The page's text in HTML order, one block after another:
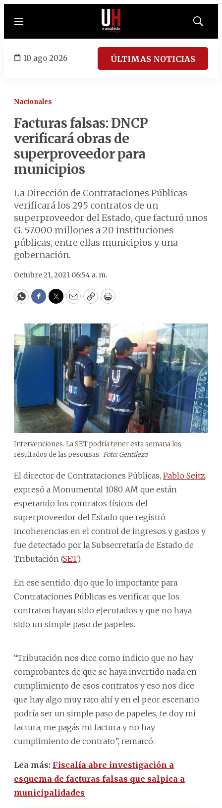
Menú
Mostrar
10 ago 2026 ÚLTIMAS NOTICIAS
Nacionales
Facturas falsas: DNCP
verificará obras de
superproveedor para
municipios
La Dirección de Contrataciones Públicas
verificará los 295 contratos de un
superproveedor del Estado, que facturó unos
G. 57.000 millones a 20 instituciones
públicas, entre ellas municipios y una
gobernación.
Octubre 21, 2021 06:54 a. m.
WhatsApp
Facebook
Twitter
EmailCopyPrint
Intervenciones. La SET podría tener esta semana los
resultados de las pesquisas. Foto: Gentileza
El director de Contrataciones Públicas, Pablo Seitz,
expresó a Monumental 1080 AM que están
esperando los contratos físicos del
superproveedor del Estado que registró
incoherencias en el control de ingresos y gastos y
fue detectado por la Subsecretaría de Estado de
Tributación (SET).
En ese sentido, dijo que lo importante para
Contrataciones Públicas es verificar que los
contratos hayan sido ejecutados y que no haya
sido un simple paso de papeles.
“Tributación nos dice como indicio que no hay
comprobantes de que se haya invertido nada en
cumplimiento de esos contratos y eso nos dice
que hay algo muy raro ahí y en el peor escenario
podría ser un simple paso de papeles, te doy mi
factura, me pagás mi factura y no hay
cumplimiento de contrato”, remarcó.
Lea más: Fiscalía abre investigación a
esquema de facturas falsas que salpica a
municipalidades